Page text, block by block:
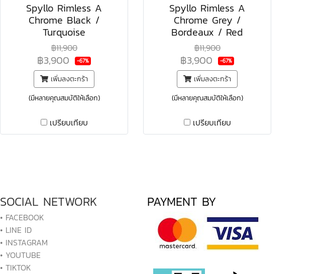
Spyllo Rimless A
Chrome Black /
Turquoise
฿11,900
฿3,900 -67%
เพิ่มลงตะกร้า
(มีหลายคุณสมบัติให้เลือก)
เปรียบเทียบ
Spyllo Rimless A
Chrome Grey /
Bordeaux / Red
฿11,900
฿3,900 -67%
เพิ่มลงตะกร้า
(มีหลายคุณสมบัติให้เลือก)
เปรียบเทียบ
SOCIAL NETWORK
• FACEBOOK
• LINE ID
• INSTAGRAM
• YOUTUBE
• TIKTOK
PAYMENT BY